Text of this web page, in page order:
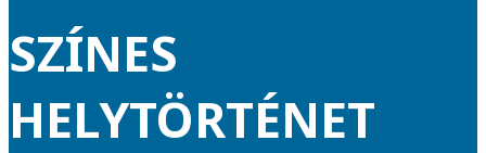
SZÍNES
HELYTÖRTÉNET